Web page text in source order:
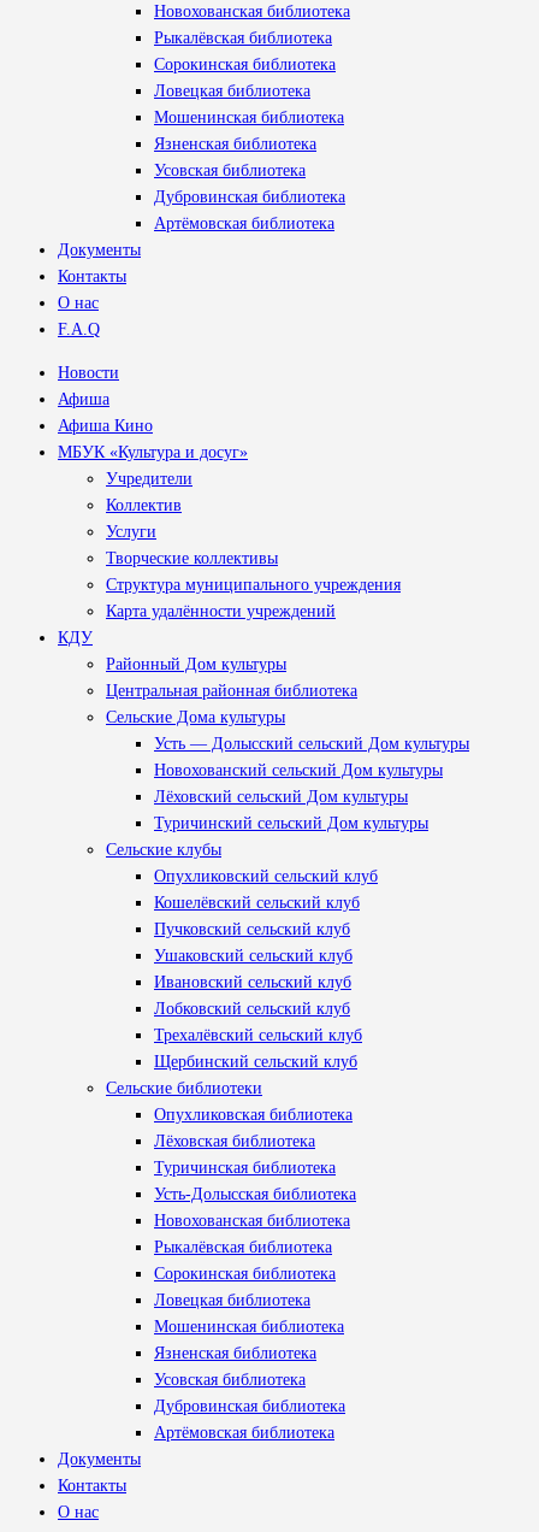
Новохованская библиотека
Рыкалёвская библиотека
Сорокинская библиотека
Ловецкая библиотека
Мошенинская библиотека
Язненская библиотека
Усовская библиотека
Дубровинская библиотека
Артёмовская библиотека
Документы
Контакты
О нас
F.A.Q
Новости
Афиша
Афиша Кино
МБУК «Культура и досуг»
Учредители
Коллектив
Услуги
Творческие коллективы
Структура муниципального учреждения
Карта удалённости учреждений
КДУ
Районный Дом культуры
Центральная районная библиотека
Сельские Дома культуры
Усть — Долысский сельский Дом культуры
Новохованский сельский Дом культуры
Лёховский сельский Дом культуры
Туричинский сельский Дом культуры
Сельские клубы
Опухликовский сельский клуб
Кошелёвский сельский клуб
Пучковский сельский клуб
Ушаковский сельский клуб
Ивановский сельский клуб
Лобковский сельский клуб
Трехалёвский сельский клуб
Щербинский сельский клуб
Сельские библиотеки
Опухликовская библиотека
Лёховская библиотека
Туричинская библиотека
Усть-Долысская библиотека
Новохованская библиотека
Рыкалёвская библиотека
Сорокинская библиотека
Ловецкая библиотека
Мошенинская библиотека
Язненская библиотека
Усовская библиотека
Дубровинская библиотека
Артёмовская библиотека
Документы
Контакты
О нас